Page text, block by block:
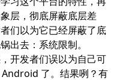
层，彻底屏蔽底层差
们以为它已经屏蔽了底
出去：系统限制。
开发者们误以为自己可
了。结果咧？有